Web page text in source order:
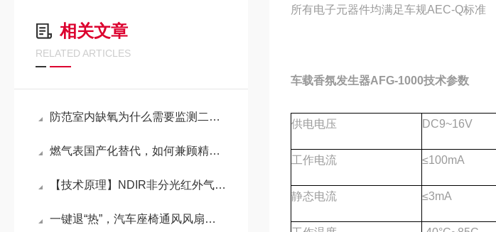
相关文章
RELATED ARTICLES
防范室内缺氧为什么需要监测二氧化碳而不是氧气？
燃气表国产化替代，如何兼顾精度与兼容性？
【技术原理】NDIR非分光红外气体传感技术
一键退“热”，汽车座椅通风风扇助力清凉出行
所有电子元器件均满足车规AEC-Q标准
车载香氛发生器AFG-1000技术参数
供电电压 DC9~16V
工作电流 ≤100mA
静态电流 ≤3mA